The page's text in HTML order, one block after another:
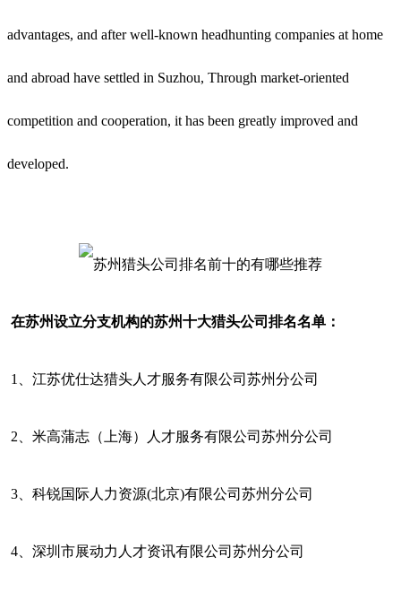
advantages, and after well-known headhunting companies at home
and abroad have settled in Suzhou, Through market-oriented
competition and cooperation, it has been greatly improved and
developed.
在苏州设立分支机构的苏州十大猎头公司排名名单：
1、 江苏优仕达猎头人才服务有限公司苏州分公司
2、 米高蒲志（上海）人才服务有限公司苏州分公司
3、 科锐国际人力资源(北京)有限公司苏州分公司
4、 深圳市展动力人才资讯有限公司苏州分公司